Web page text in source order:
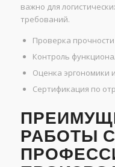
важно для
требований.
Проверка
Контроль
Оценка эргономики
Сертификация по
РАБОТЫ С